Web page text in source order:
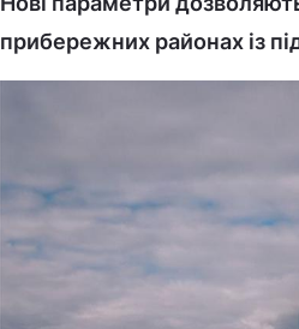
прибережних районах із